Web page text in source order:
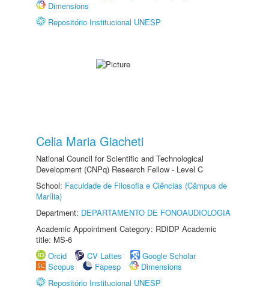
Dimensions
Repositório Institucional UNESP
Celia Maria Giacheti
National Council for Scientific and Technological
Development (CNPq) Research Fellow - Level C
School: Faculdade de Filosofia e Ciências (Câmpus de
Marília)
Department: DEPARTAMENTO DE FONOAUDIOLOGIA
Academic Appointment Category: RDIDP Academic
title: MS-6
Orcid
CV Lattes
Google Scholar
Scopus
Fapesp
Dimensions
Repositório Institucional UNESP